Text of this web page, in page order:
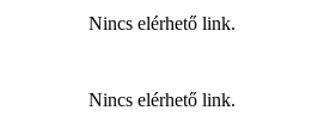
Nincs elérhető link.
Nincs elérhető link.